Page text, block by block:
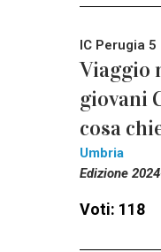
IC Perugia
Viaggio
giovani
cosa
Umbria
Edizione
Voti: 118